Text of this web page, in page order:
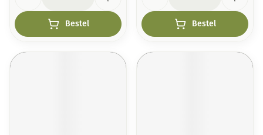
Bestel Bestel